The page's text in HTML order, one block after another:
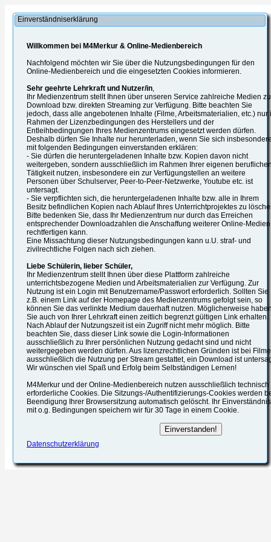
Einverständniserklärung
Willkommen bei M4Merkur & Online-Medienbereich
Nachfolgend möchten wir Sie über die Nutzungsbedingungen für den
Online-Medienbereich und die eingesetzten Cookies informieren.
Sehr geehrte Lehrkraft und Nutzer/in,
Ihr Medienzentrum stellt Ihnen über unseren Service zahlreiche Medien
Download bzw. direkten Streaming zur Verfügung. Bitte beachten Sie
jedoch, dass alle angebotenen Inhalte (Filme, Arbeitsmaterialien, etc.) nur
Rahmen der Lizenzbedingungen des Herstellers und der
Entleihbedingungen Ihres Medienzentrums eingesetzt werden dürfen.
Deshalb dürfen Sie Inhalte nur herunterladen, wenn Sie sich
mit folgenden Bedingungen einverstanden erklären:
- Sie dürfen die heruntergeladenen Inhalte bzw. Kopien davon nicht
weitergeben, sondern ausschließlich im Rahmen Ihrer eigenen
Tätigkeit nutzen, insbesondere ein zur Verfügungstellen an weitere
Personen über Schulserver, Peer-to-Peer-Netzwerke, Youtube etc. ist
untersagt.
- Sie verpflichten sich, die heruntergeladenen Inhalte bzw. alle in Ihrem
Besitz befindlichen Kopien nach Ablauf Ihres Unterrichtprojektes zu
Bitte bedenken Sie, dass Ihr Medienzentrum nur durch das Erreichen
entsprechender Downloadzahlen die Anschaffung weiterer Online-Medien
rechtfertigen kann.
Eine Missachtung dieser Nutzungsbedingungen kann u.U. straf- und
zivilrechtliche Folgen nach sich ziehen.
Liebe Schülerin, lieber Schüler,
Ihr Medienzentrum stellt Ihnen über diese Plattform zahlreiche
unterrichtsbezogene Medien und Arbeitsmaterialien zur Verfügung. Zur
Nutzung ist ein Login mit Benutzername/Passwort erforderlich. Sollten Sie
z.B. einem Link auf der Homepage des Medienzentrums gefolgt sein, so
können Sie das verlinkte Medium dauerhaft nutzen. Möglicherweise
Sie auch von Ihrer Lehrkraft einen zeitlich begrenzt gültigen Link erhalten.
Nach Ablauf der Nutzungszeit ist ein Zugriff nicht mehr möglich. Bitte
beachten Sie, dass dieser Link sowie die Login-Informationen
ausschließlich zu Ihrer persönlichen Nutzung gedacht sind und nicht
weitergegeben werden dürfen. Aus lizenzrechtlichen Gründen ist bei
ausschließlich die Nutzung per Stream gestattet, ein Download ist
Wir wünschen viel Spaß und Erfolg beim Selbständigen Lernen!
M4Merkur und der Online-Medienbereich nutzen ausschließlich technisch
erforderliche Cookies. Die Sitzungs-/Authentifizierungs-Cookies werden
Beendigung Ihrer Browsersitzung automatisch gelöscht. Ihr Einverständnis
mit o.g. Bedingungen speichern wir für 30 Tage in einem Cookie.
Datenschutzerklärung